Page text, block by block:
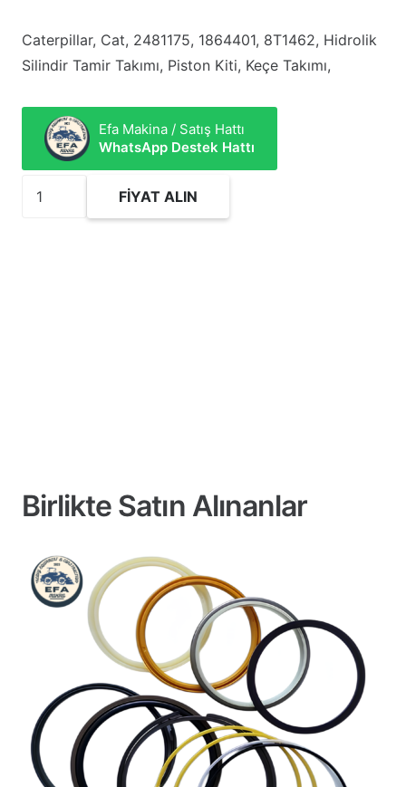
Caterpillar, Cat, 2481175, 1864401, 8T1462, Hidrolik
Silindir Tamir Takımı, Piston Kiti, Keçe Takımı,
Efa Makina / Satış Hattı
WhatsApp Destek Hattı
2481175
FIYAT ALIN
Birlikte Satın Alınanlar